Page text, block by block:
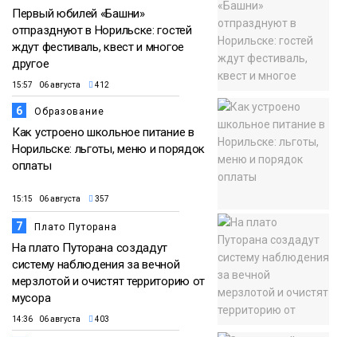
Первый юбилей «Башни»
отпразднуют в Норильске: гостей
ждут фестиваль, квест и многое
другое
15:57 06 августа 412
6 Образование
Как устроено школьное питание в
Норильске: льготы, меню и порядок
оплаты
15:15 06 августа 357
7 Плато Путорана
На плато Путорана создадут
систему наблюдения за вечной
мерзлотой и очистят территорию от
мусора
14:36 06 августа 403